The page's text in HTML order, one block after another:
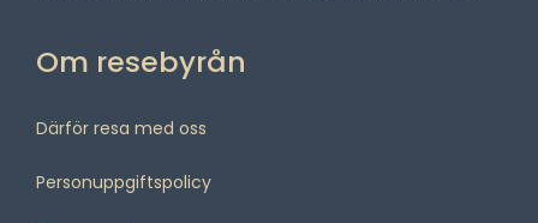
Om resebyrån
Därför resa med oss
Personuppgiftspolicy